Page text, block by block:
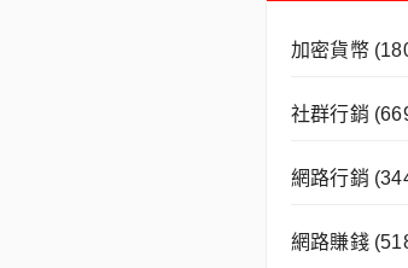
加密貨幣
社群行銷
網路行銷
網路賺錢